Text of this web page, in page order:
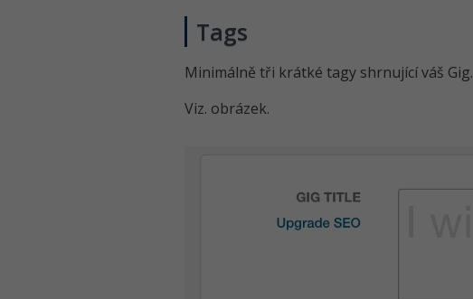
Tags
Minimálně tři krátké tagy shrnující váš Gig.
Viz. obrázek.